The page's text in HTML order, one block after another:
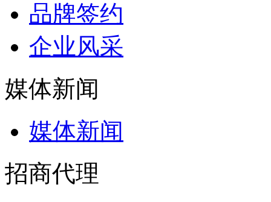
品牌签约
企业风采
媒体新闻
媒体新闻
招商代理